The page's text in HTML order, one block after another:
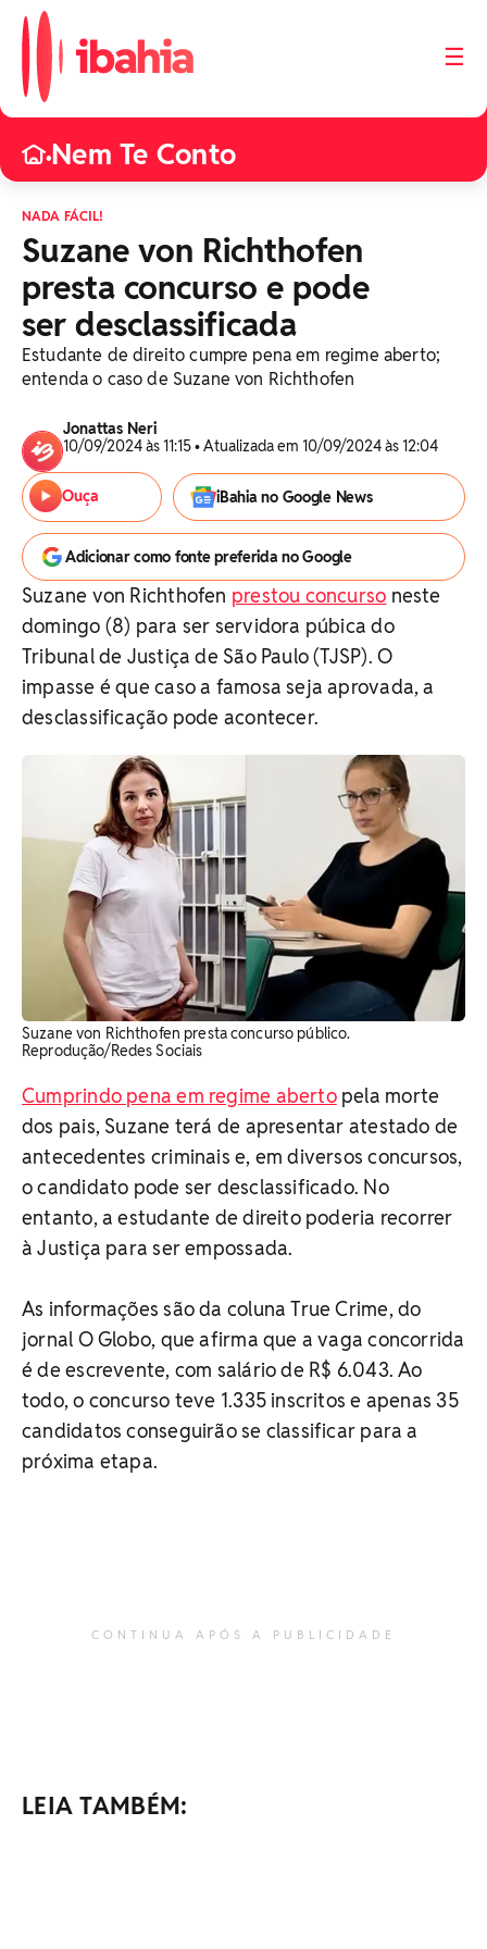
☰
•Nem Te Conto
NADA FÁCIL!
Suzane von Richthofen
presta concurso e pode
ser desclassificada
Estudante de direito cumpre pena em regime aberto;
entenda o caso de Suzane von Richthofen
Jonattas Neri
10/09/2024 às 11:15 • Atualizada em 10/09/2024 às 12:04
Ouça iBahia no Google News
Adicionar como fonte preferida no Google
Suzane von Richthofen prestou concurso neste
domingo (8) para ser servidora púbica do
Tribunal de Justiça de São Paulo (TJSP). O
impasse é que caso a famosa seja aprovada, a
desclassificação pode acontecer.
Suzane von Richthofen presta concurso público.
Reprodução/Redes Sociais
Cumprindo pena em regime abertopela morte
dos pais, Suzane terá de apresentar atestado de
antecedentes criminais e, em diversos concursos,
o candidato pode ser desclassificado. No
entanto, a estudante de direito poderia recorrer
à Justiça para ser empossada.
As informações são da coluna True Crime, do
jornal O Globo, que afirma que a vaga concorrida
é de escrevente, com salário de R$ 6.043. Ao
todo, o concurso teve 1.335 inscritos e apenas 35
candidatos conseguirão se classificar para a
próxima etapa.
CONTINUA APÓS A PUBLICIDADE
LEIA TAMBÉM: